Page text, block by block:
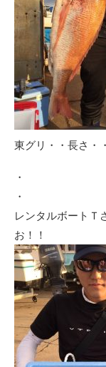
東グリ・・長さ・
・
・
レンタルボートＴ
お！！